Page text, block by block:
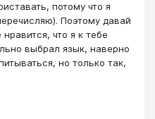
потому что я
Поэтому давай
что я к тебе
выбрал язык, наверно
но только так,